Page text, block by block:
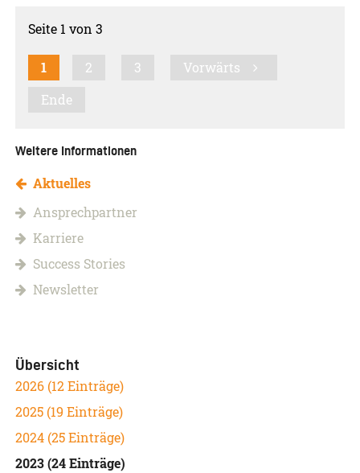
Seite 1 von 3
1 2 3
Vorwärts
Ende
Weitere Informationen
Aktuelles
Ansprechpartner
Karriere
Success Stories
Newsletter
Übersicht
2026 (12 Einträge)
2025 (19 Einträge)
2024 (25 Einträge)
2023 (24 Einträge)